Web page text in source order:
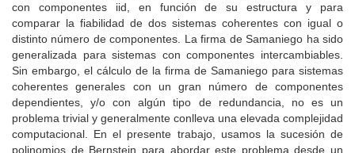
con componentes iid, en función de su estructura y para
comparar la fiabilidad de dos sistemas coherentes con igual o
distinto número de componentes. La firma de Samaniego ha sido
generalizada para sistemas con componentes intercambiables.
Sin embargo, el cálculo de la firma de Samaniego para sistemas
coherentes generales con un gran número de componentes
dependientes, y/o con algún tipo de redundancia, no es un
problema trivial y generalmente conlleva una elevada complejidad
computacional. En el presente trabajo, usamos la sucesión de
polinomios de Bernstein para abordar este problema desde un